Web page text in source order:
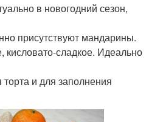
в новогодний сезон,
присутствуют мандарины.
кисловато-сладкое. Идеально
и для заполнения